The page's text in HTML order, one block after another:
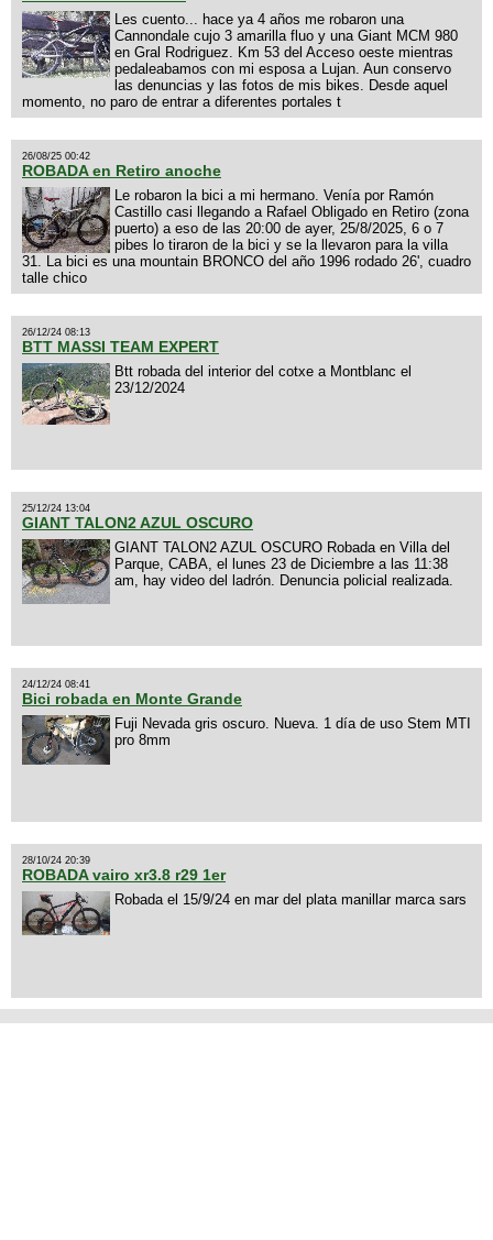
Les cuento... hace ya 4 años me robaron una
Cannondale cujo 3 amarilla fluo y una Giant MCM 980
en Gral Rodriguez. Km 53 del Acceso oeste mientras
pedaleabamos con mi esposa a Lujan. Aun conservo
las denuncias y las fotos de mis bikes. Desde aquel
momento, no paro de entrar a diferentes portales t
26/08/25 00:42
ROBADA en Retiro anoche
Le robaron la bici a mi hermano. Venía por Ramón
Castillo casi llegando a Rafael Obligado en Retiro (zona
puerto) a eso de las 20:00 de ayer, 25/8/2025, 6 o 7
pibes lo tiraron de la bici y se la llevaron para la villa
31. La bici es una mountain BRONCO del año 1996 rodado 26', cuadro
talle chico
26/12/24 08:13
BTT MASSI TEAM EXPERT
Btt robada del interior del cotxe a Montblanc el
23/12/2024
25/12/24 13:04
GIANT TALON2 AZUL OSCURO
GIANT TALON2 AZUL OSCURO Robada en Villa del
Parque, CABA, el lunes 23 de Diciembre a las 11:38
am, hay video del ladrón. Denuncia policial realizada.
24/12/24 08:41
Bici robada en Monte Grande
Fuji Nevada gris oscuro. Nueva. 1 día de uso Stem MTI
pro 8mm
28/10/24 20:39
ROBADA vairo xr3.8 r29 1er
Robada el 15/9/24 en mar del plata manillar marca sars